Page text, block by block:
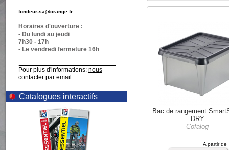
fondeur-sa@orange.fr
Horaires d'ouverture :
- Du lundi au jeudi
7h30 - 17h
- Le vendredi fermeture 16h
Pour plus d'informations: nous
contacter par email
Catalogues interactifs
Bac de rangement
DRY
Cofalog
A partir de